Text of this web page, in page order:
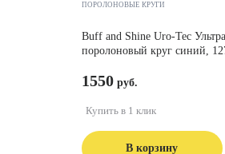
ПОРОЛОНОВЫЕ КРУГИ
Buff and Shine Uro-Tec
поролоновый круг синий,
1550
В корзину
Купить в 1 клик